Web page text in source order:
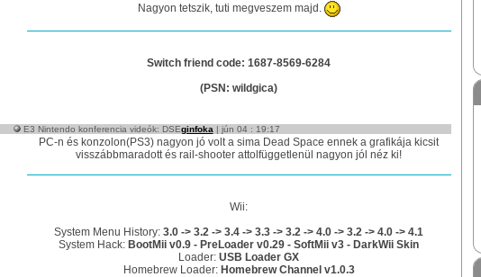
Nagyon tetszik, tuti megveszem majd.
Switch friend code: 1687-8569-6284
(PSN: wildgica)
E3 Nintendo konferencia videók: DSEginfoka | jún 04 : 19:17
PC-n és konzolon(PS3) nagyon jó volt a sima Dead Space ennek a grafikája kicsit
visszábbmaradott és rail-shooter attolfüggetlenül nagyon jól néz ki!
Wii:
System Menu History: 3.0 -> 3.2 -> 3.4 -> 3.3 -> 3.2 -> 4.0 -> 3.2 -> 4.0 -> 4.1
System Hack: BootMii v0.9 - PreLoader v0.29 - SoftMii v3 - DarkWii Skin
Loader: USB Loader GX
Homebrew Loader: Homebrew Channel v1.0.3